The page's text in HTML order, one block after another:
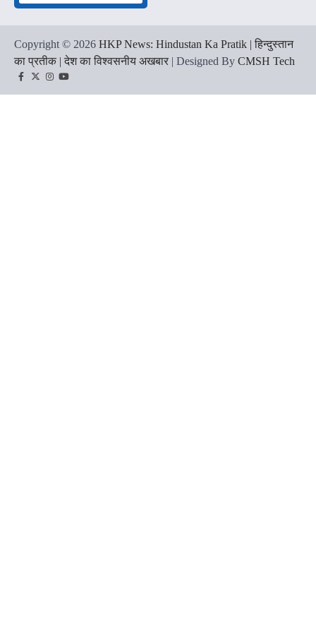
Copyright © 2026 HKP News: Hindustan Ka Pratik | हिन्दुस्तान
का प्रतीक | देश का विश्वसनीय अखबार | Designed By CMSH Tech
Facebook
TwitterInstagram
YouTube